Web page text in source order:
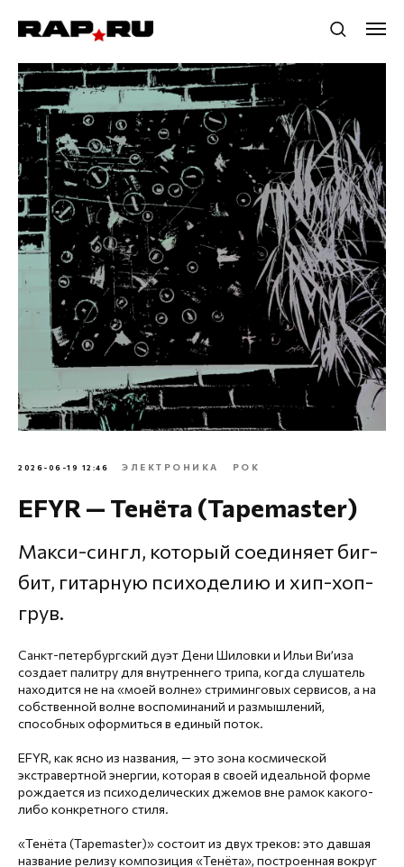
2026-06-19 12:46 ЭЛЕКТРОНИКА РОК
EFYR — Тенёта (Tapemaster)
Макси-сингл, который соединяет биг-
бит, гитарную психоделию и хип-хоп-
грув.
Санкт-петербургский дуэт Дени Шиловки и Ильи Ви’иза
создает палитру для внутреннего трипа, когда слушатель
находится не на «моей волне» стриминговых сервисов, а на
собственной волне воспоминаний и размышлений,
способных оформиться в единый поток.
EFYR, как ясно из названия, — это зона космической
экстравертной энергии, которая в своей идеальной форме
рождается из психоделических джемов вне рамок какого-
либо конкретного стиля.
«Тенёта (Tapemaster)» состоит из двух треков: это давшая
название релизу композиция «Тенёта», построенная вокруг